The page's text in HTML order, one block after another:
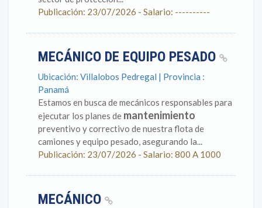
Publicación: 23/07/2026 - Salario: ----------
MECÁNICO DE EQUIPO PESADO
Ubicación: Villalobos Pedregal | Provincia :
Panamá
Estamos en busca de mecánicos responsables para
ejecutar los planes de mantenimiento
preventivo y correctivo de nuestra flota de
camiones y equipo pesado, asegurando la...
Publicación: 23/07/2026 - Salario: 800 A 1000
MECÁNICO